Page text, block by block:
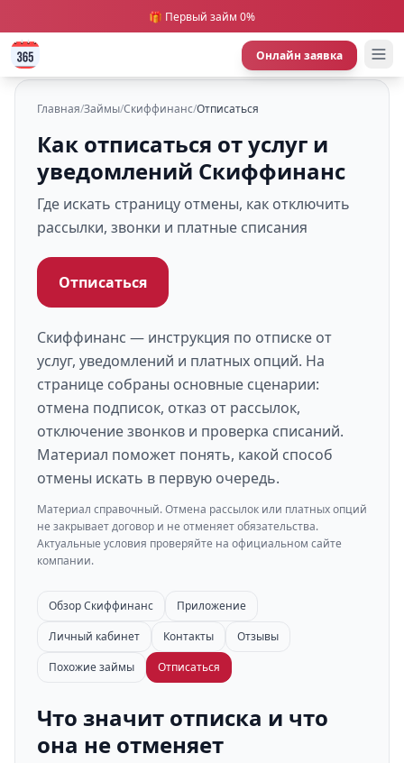
🎁 Первый займ 0%
Онлайн заявка
Главная/Займы/Скиффинанс/Отписаться
Как отписаться от услуг и
уведомлений Скиффинанс
Где искать страницу отмены, как отключить
рассылки, звонки и платные списания
Отписаться
Скиффинанс — инструкция по отписке от
услуг, уведомлений и платных опций. На
странице собраны основные сценарии:
отмена подписок, отказ от рассылок,
отключение звонков и проверка списаний.
Материал поможет понять, какой способ
отмены искать в первую очередь.
Материал справочный. Отмена рассылок или платных опций
не закрывает договор и не отменяет обязательства.
Актуальные условия проверяйте на официальном сайте
компании.
Обзор Скиффинанс
Приложение
Личный кабинет
Контакты
Отзывы
Похожие займы
Отписаться
Что значит отписка и что
она не отменяет